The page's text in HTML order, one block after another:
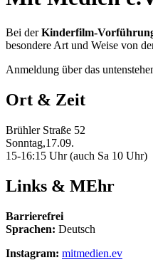
Bei derKinderfilm-
besondere Art und Weise von
Anmeldung über das
Ort & Zeit
Brühler Straße 52
Sonntag,17.09.
15-16:15 Uhr (auch Sa 10 Uhr)
Links & MEhr
Barrierefrei
Sprachen: Deutsch
Instagram: mitmedien.ev